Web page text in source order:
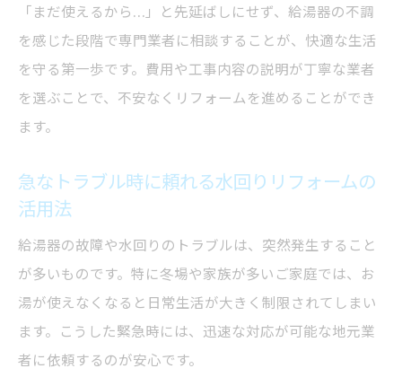
給湯器交換と水回りリフォームの比較ポイ
ント
水回りリフォームと給湯器交換の注意すべ
き点
水回りリフォームで暮らしが変わる理由と
快適生活のための水回りリフォーム見直し
術
「まだ使えるから…」と先延ばしにせず、給湯器の不調
を感じた段階で専門業者に相談することが、快適な生活
を守る第一歩です。費用や工事内容の説明が丁寧な業者
を選ぶことで、不安なくリフォームを進めることができ
ます。
急なトラブル時に頼れる水回りリフォームの
活用法
給湯器の故障や水回りのトラブルは、突然発生すること
が多いものです。特に冬場や家族が多いご家庭では、お
湯が使えなくなると日常生活が大きく制限されてしまい
ます。こうした緊急時には、迅速な対応が可能な地元業
者に依頼するのが安心です。